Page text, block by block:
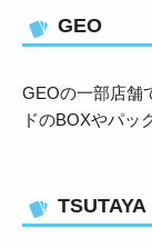
GEO
GEOの一部店舗
ドのBOXやパッ
TSUTAYA